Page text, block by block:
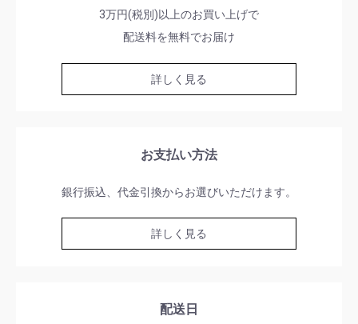
3万円(税別)以上のお買い上げで
配送料を無料でお届け
詳しく見る
お支払い方法
銀行振込、代金引換からお選びいただけます。
詳しく見る
配送日